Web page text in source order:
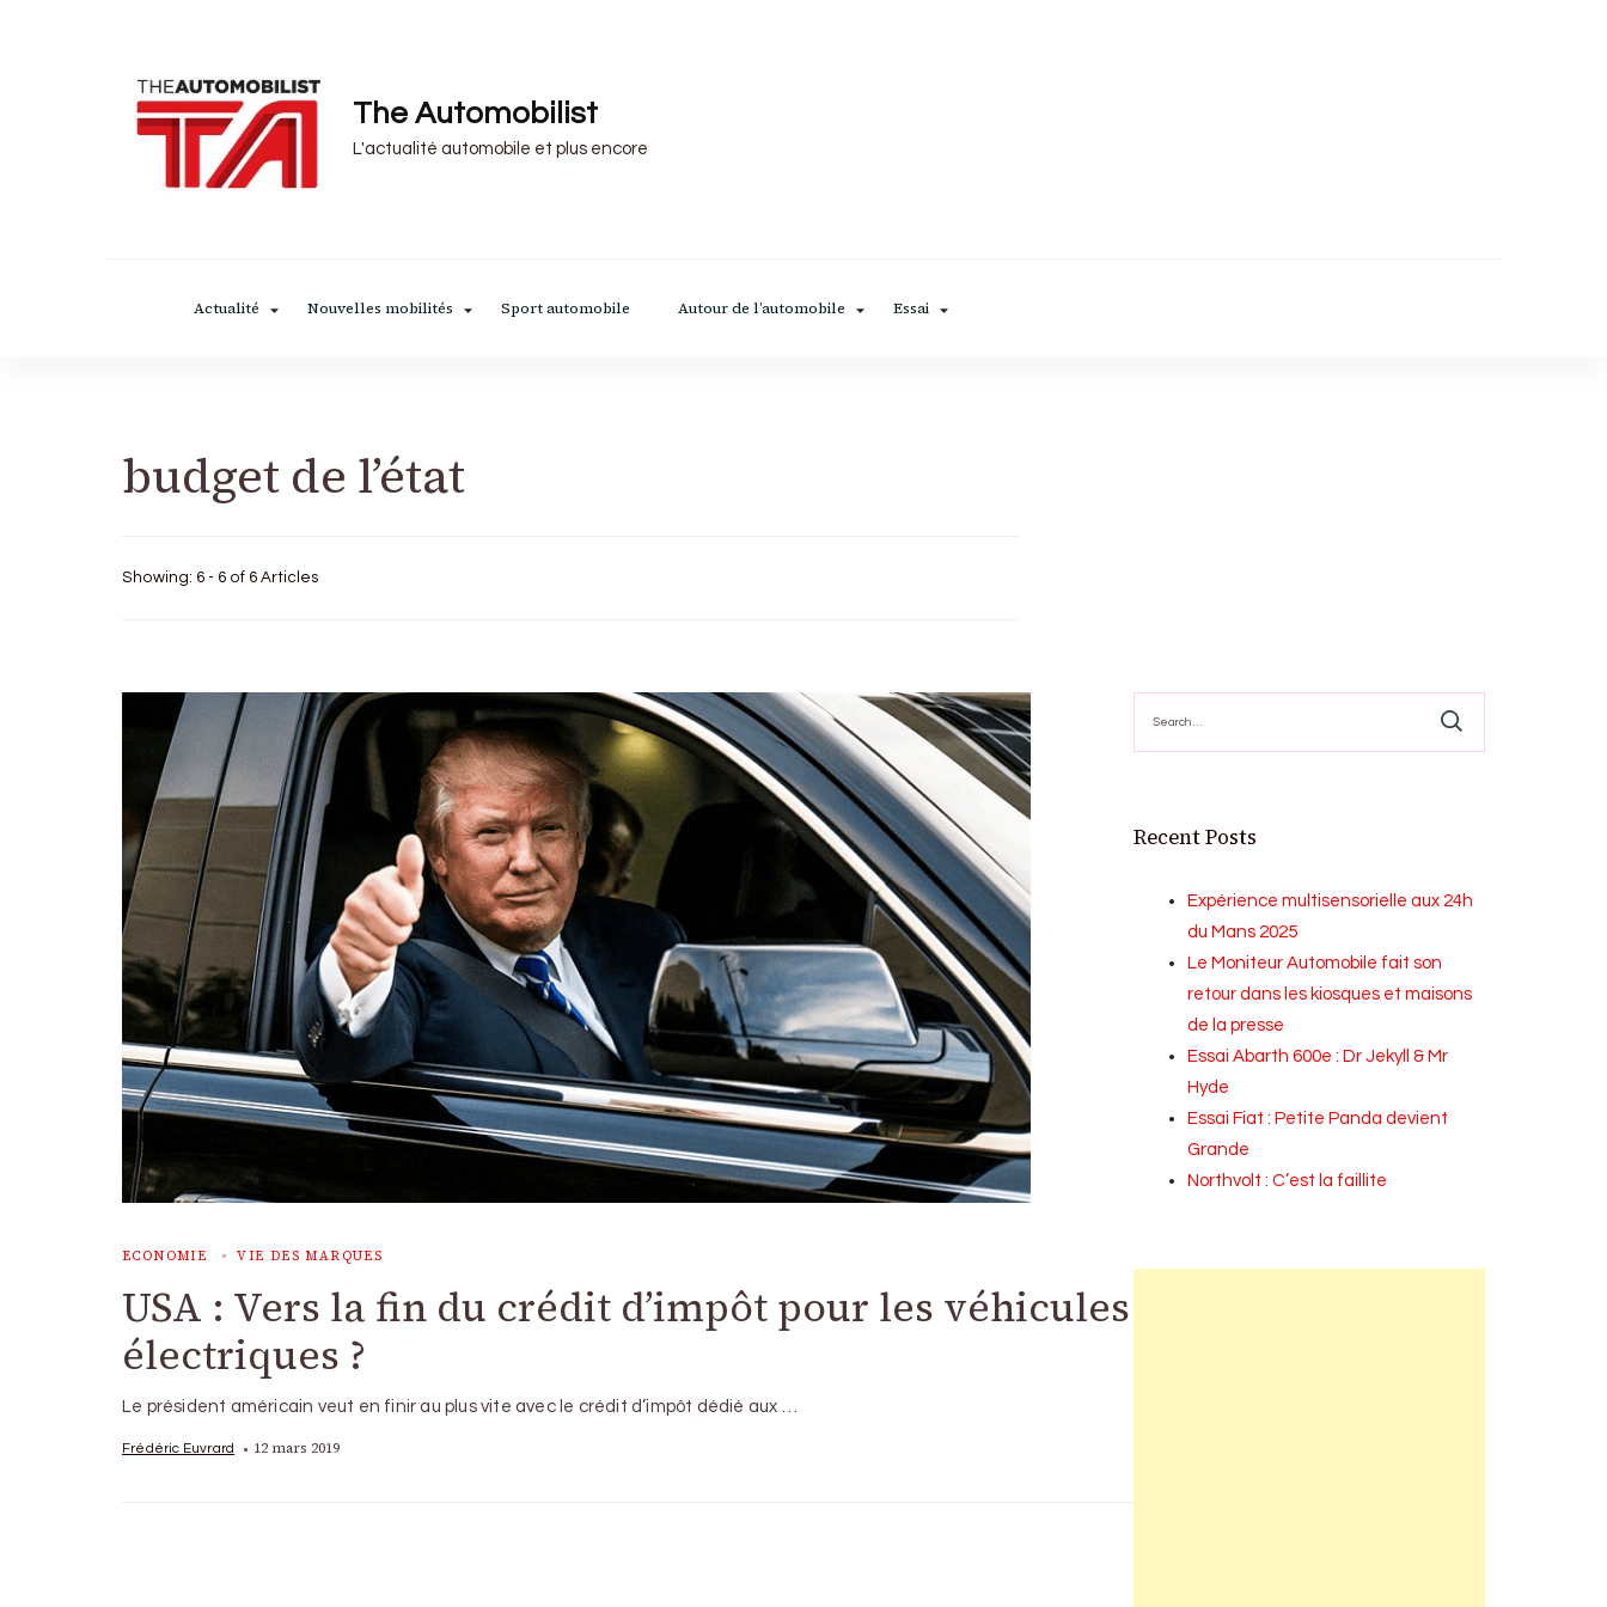
The Automobilist
L'actualité automobile et plus encore
Actualité Nouvelles mobilités Sport automobile Autour de l’automobile Essai
budget de l’état
Showing: 6 - 6 of 6 Articles
ECONOMIE VIE DES MARQUES
USA : Vers la fin du crédit d’impôt pour les véhicules
électriques ?
Le président américain veut en finir au plus vite avec le crédit d’impôt dédié aux …
Frédéric Euvrard 12 mars 2019
for:
Recent Posts
Expérience multisensorielle aux 24h
du Mans 2025
Le Moniteur Automobile fait son
retour dans les kiosques et maisons
de la presse
Essai Abarth 600e : Dr Jekyll & Mr
Hyde
Essai Fiat : Petite Panda devient
Grande
Northvolt : C’est la faillite